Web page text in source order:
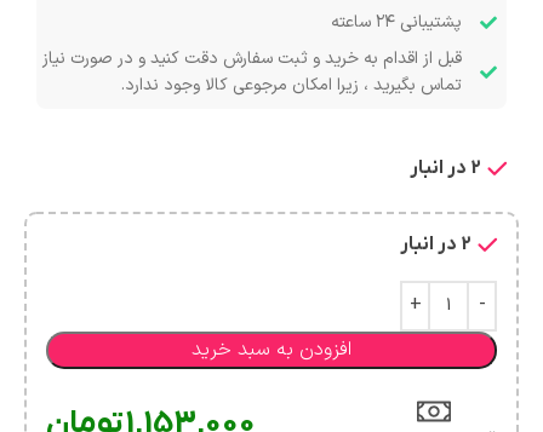
پشتیبانی ۲۴ ساعته
قبل از اقدام به خرید و ثبت سفارش دقت کنید و در صورت نیاز
تماس بگیرید ، زیرا امکان مرجوعی کالا وجود ندارد.
2 در انبار
2 در انبار
افزودن به سبد خرید